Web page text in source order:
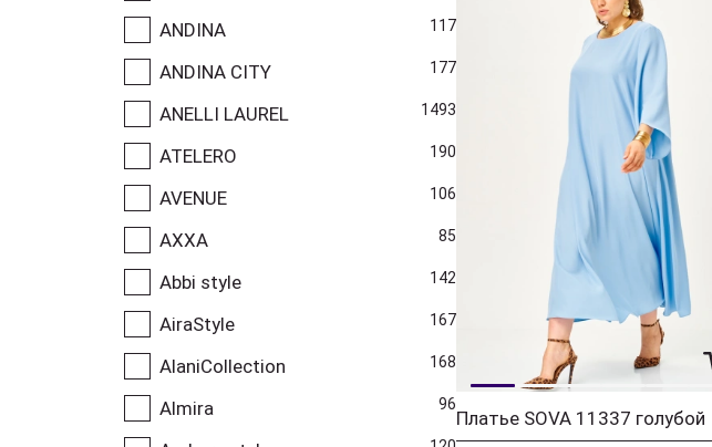
ANDINA 117
ANDINA CITY 177
ANELLI LAUREL 1493
ATELERO 190
AVENUE 106
AXXA 85
Abbi style 142
AiraStyle 167
AlaniCollection 168
Almira 96
Платье SOVA 11337 голубой